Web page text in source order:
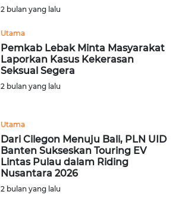
2 bulan yang lalu
Utama
Pemkab Lebak Minta Masyarakat
Laporkan Kasus Kekerasan
Seksual Segera
2 bulan yang lalu
Utama
Dari Cilegon Menuju Bali, PLN UID
Banten Sukseskan Touring EV
Lintas Pulau dalam Riding
Nusantara 2026
2 bulan yang lalu